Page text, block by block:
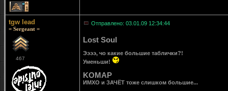
1
tgw lead
= Sergeant =
467
Отправлено: 03.01.09 12:34:44
Lost Soul
Ээээ, чо какие большие таблички?!
Уменьши!
KOMAP
ИМХО и ЗАЧЁТ тоже слишком большие...